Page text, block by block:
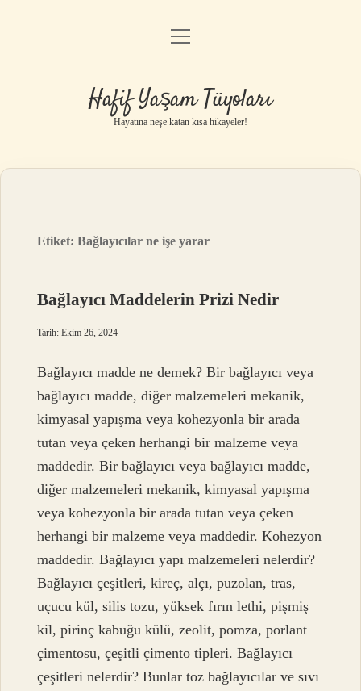
Anasayfa
Yasal Uyarı
menüyü
Hafif Yaşam Tüyoları
Hayatına neşe katan kısa hikayeler!
Etiket:Bağlayıcılar ne işe yarar
Bağlayıcı Maddelerin Prizi Nedir
Tarih: Ekim 26, 2024
Bağlayıcı madde ne demek? Bir bağlayıcı veya
bağlayıcı madde, diğer malzemeleri mekanik,
kimyasal yapışma veya kohezyonla bir arada
tutan veya çeken herhangi bir malzeme veya
maddedir. Bir bağlayıcı veya bağlayıcı madde,
diğer malzemeleri mekanik, kimyasal yapışma
veya kohezyonla bir arada tutan veya çeken
herhangi bir malzeme veya maddedir. Kohezyon
maddedir. Bağlayıcı yapı malzemeleri nelerdir?
Bağlayıcı çeşitleri, kireç, alçı, puzolan, tras,
uçucu kül, silis tozu, yüksek fırın lethi, pişmiş
kil, pirinç kabuğu külü, zeolit, pomza, porlant
çimentosu, çeşitli çimento tipleri. Bağlayıcı
çeşitleri nelerdir? Bunlar toz bağlayıcılar ve sıvı